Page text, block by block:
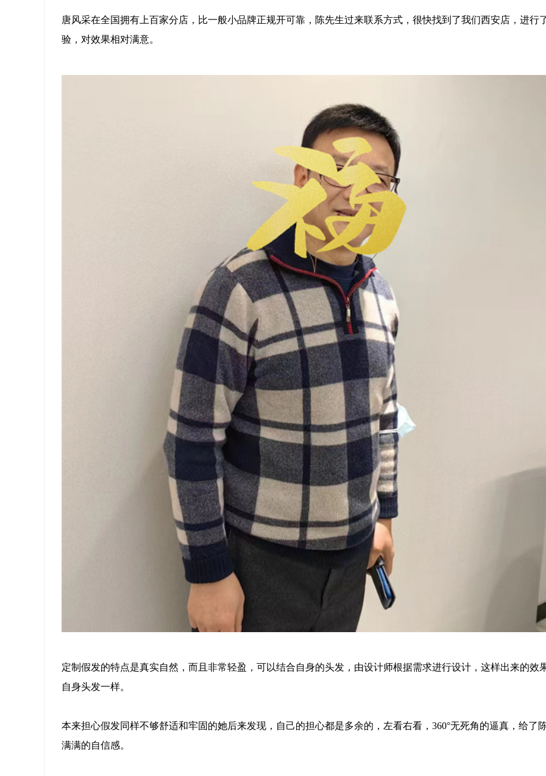
唐风采在全国拥有上百家分店，比一般小品牌正规开可靠，陈先生过来联系方式，很快找到了我们西安店，进行
验，对效果相对满意。
定制假发的特点是真实自然，而且非常轻盈，可以结合自身的头发，由设计师根据需求进行设计，这样出来的效
自身头发一样。
本来担心假发同样不够舒适和牢固的她后来发现，自己的担心都是多余的，左看右看，360°无死角的逼真，给了
满满的自信感。